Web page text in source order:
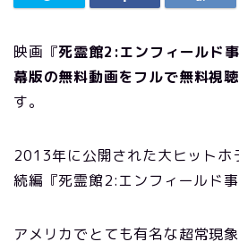
映画『死霊館2:エンフィールド
幕版の無料動画をフルで無料視
す。
2013年に公開された大ヒットホ
続編『死霊館2:エンフィールド事
アメリカでとても有名な超常現